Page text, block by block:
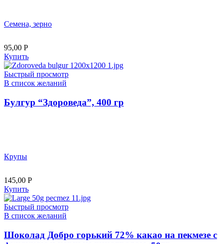
Семена, зерно
95,00 Р
Купить
Быстрый просмотр
В список желаний
Булгур “Здороведа”, 400 гр
Крупы
145,00 Р
Купить
Быстрый просмотр
В список желаний
Шоколад Добро горький 72% какао на пекмезе с